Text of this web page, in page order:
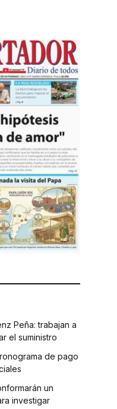
Peña: trabajan a
el suministro
de pago
un
investigar